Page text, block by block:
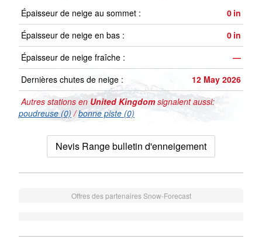
Épaisseur de neige au sommet : 0 in
Épaisseur de neige en bas :
0 in
Épaisseur de neige fraîche :
—
Dernières chutes de neige :
12 May 2026
Autres stations en United Kingdomsignalent aussi:
poudreuse (0) /bonne piste (0)
Nevis Range bulletin d'enneigement
Offres des partenaires Snow-Forecast